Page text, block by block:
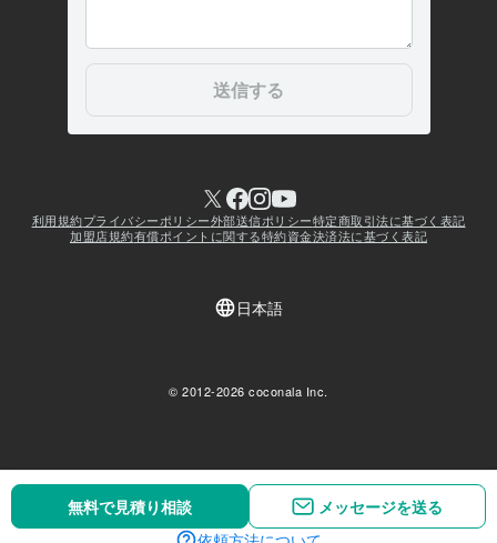
無料で見積り相談
メッセージを送る
無料で見積り相談
メッセージを送る